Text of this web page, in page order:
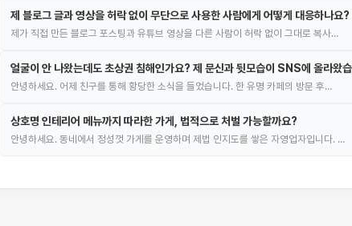
제 블로그 글과 영상을 허락 없이 무단으로 사용한 사람에게 어떻게 대응하나요?
제가 직접 만든 블로그 포스팅과 유튜브 영상을 다른 사람이 허락 없이 그대로 복사…
얼굴이 안 나왔는데도 초상권 침해인가요? 제 문신과 뒷모습이 SNS에 올라왔
안녕하세요. 어제 친구를 통해 황당한 소식을 들었습니다. 한 유명 카페의 방문 후…
상호명 인테리어 메뉴까지 따라한 가게, 법적으로 처벌 가능할까요?
안녕하세요. 동네에서 정성껏 가게를 운영하며 제법 인지도를 쌓은 자영업자입니다. …